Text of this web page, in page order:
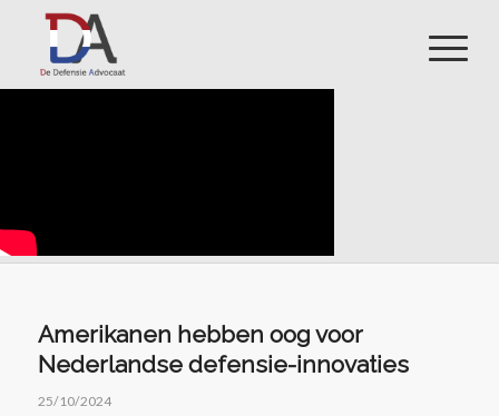
Amerikanen hebben oog voor
Nederlandse defensie-innovaties
25/10/2024